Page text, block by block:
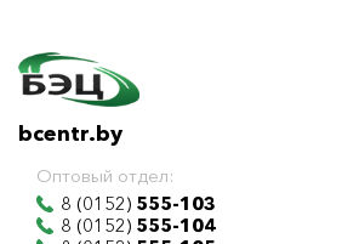
bcentr.by
Оптовый отдел:
8 (0152) 555-103
8 (0152) 555-104